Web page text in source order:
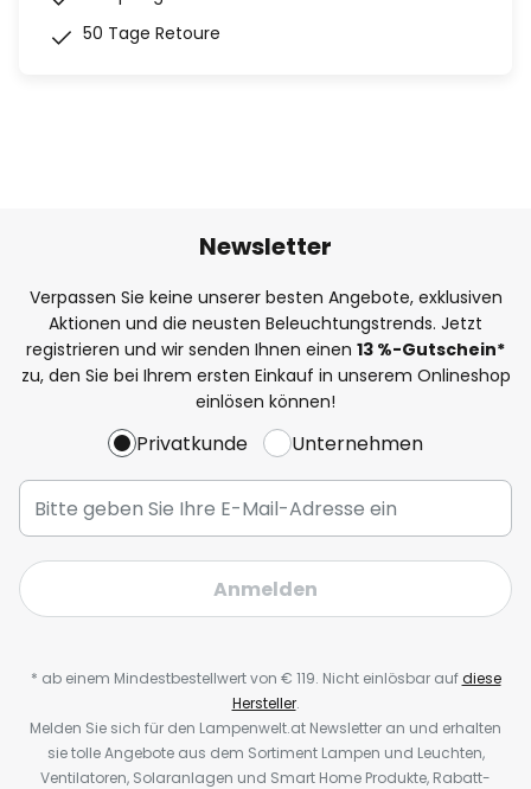
50 Tage Retoure
Newsletter
Verpassen Sie keine unserer besten Angebote, exklusiven
Aktionen und die neusten Beleuchtungstrends. Jetzt
registrieren und wir senden Ihnen einen 13 %-Gutschein*
zu, den Sie bei Ihrem ersten Einkauf in unserem Onlineshop
einlösen können!
Privatkunde Unternehmen
Anmelden
* ab einem Mindestbestellwert von € 119. Nicht einlösbar aufdiese
Hersteller.
Melden Sie sich für den Lampenwelt.at Newsletter an und erhalten
sie tolle Angebote aus dem Sortiment Lampen und Leuchten,
Ventilatoren, Solaranlagen und Smart Home Produkte, Rabatt-